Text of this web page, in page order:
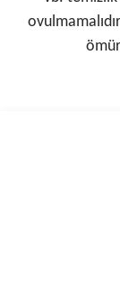
Ürün resmi
Ürün
Ürün
Ürün fiyatı